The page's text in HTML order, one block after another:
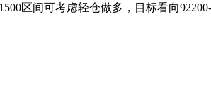
区间可考虑轻仓做多，目标看向